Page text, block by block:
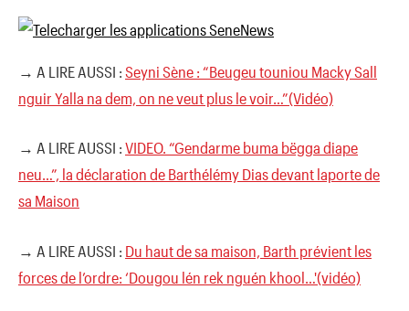
→ A LIRE AUSSI : Seyni Sène : “Beugeu touniou Macky Sall
nguir Yalla na dem, on ne veut plus le voir…”(Vidéo)
→ A LIRE AUSSI : VIDEO. “Gendarme buma bëgga diape
neu…”, la déclaration de Barthélémy Dias devant laporte de
sa Maison
→ A LIRE AUSSI : Du haut de sa maison, Barth prévient les
forces de l’ordre: ‘Dougou lén rek nguén khool…'(vidéo)